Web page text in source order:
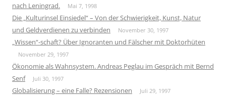
nach Leningrad.
Mai 7, 1998
Die „Kulturinsel Einsiedel“ – Von der Schwierigkeit, Kunst, Natur
und Geldverdienen zu verbinden
November 30, 1997
„Wissen“-schaft? Über Ignoranten und Fälscher mit Doktorhüten
November 29, 1997
Ökonomie als Wahnsystem. Andreas Peglau im Gespräch mit Bernd
Senf
Juli 30, 1997
Globalisierung – eine Falle? Rezensionen Juli 29, 1997